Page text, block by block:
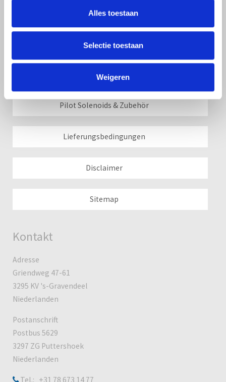
Alles toestaan
Selectie toestaan
Weigeren
Wassermesser
Be- und Entlüftungsventil
Regelung und bedienung
Pilot Solenoids & Zubehör
Lieferungsbedingungen
Disclaimer
Sitemap
Kontakt
Adresse
Griendweg 47-61
3295 KV 's-Gravendeel
Niederlanden
Postanschrift
Postbus 5629
3297 ZG Puttershoek
Niederlanden
Tel.: +31 78 673 14 77